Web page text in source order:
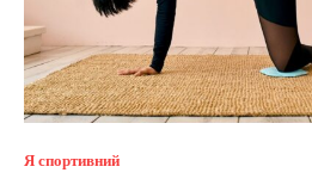
Я спортивний